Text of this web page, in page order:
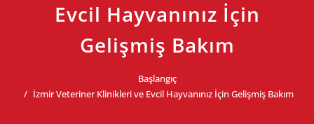
Evcil Hayvanınız İçin
Gelişmiş Bakım
Başlangıç
İzmir Veteriner Klinikleri ve Evcil Hayvanınız İçin Gelişmiş Bakım